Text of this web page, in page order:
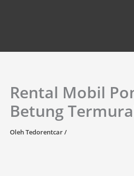
Rental Mobil
Betung
OlehTedorentcar/